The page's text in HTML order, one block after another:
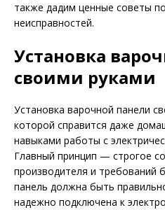
также дадим ценные советы
неисправностей.
Установка
своими руками
Установка варочной панели
которой справится даже
навыками работы с
Главный принцип — строгое
производителя и требований
панель должна быть
надежно подключена к